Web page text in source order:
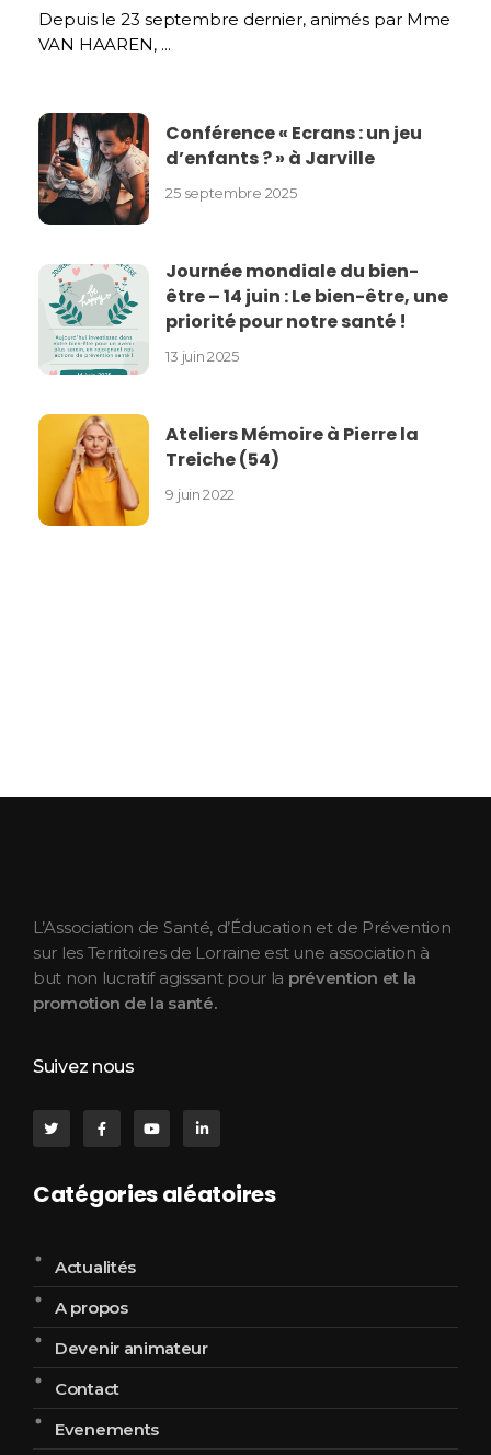
Depuis le 23 septembre dernier, animés par Mme
VAN HAAREN, ...
Conférence « Ecrans : un jeu
d’enfants ? » à Jarville
25 septembre 2025
Journée mondiale du bien-
être – 14 juin : Le bien-être, une
priorité pour notre santé !
13 juin 2025
Ateliers Mémoire à Pierre la
Treiche (54)
9 juin 2022
L’Association de Santé, d’Éducation et de Prévention
sur les Territoires de Lorraine est une association à
but non lucratif agissant pour la prévention et la
promotion de la santé.
Suivez nous
Catégories aléatoires
Actualités
A propos
Devenir animateur
Contact
Evenements